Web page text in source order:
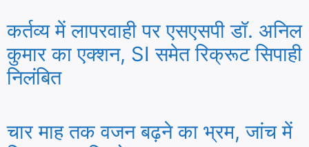
कर्तव्य में लापरवाही पर एसएसपी डॉ. अनिल
कुमार का एक्शन, SI समेत रिक्रूट सिपाही
निलंबित
चार माह तक वजन बढ़ने का भ्रम, जांच में